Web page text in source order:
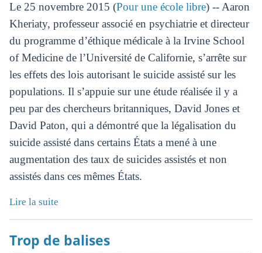
Le 25 novembre 2015 (Pour une école libre) -- Aaron
Kheriaty, professeur associé en psychiatrie et directeur
du programme d’éthique médicale à la Irvine School
of Medicine de l’Université de Californie, s’arrête sur
les effets des lois autorisant le suicide assisté sur les
populations. Il s’appuie sur une étude réalisée il y a
peu par des chercheurs britanniques, David Jones et
David Paton, qui a démontré que la légalisation du
suicide assisté dans certains États a mené à une
augmentation des taux de suicides assistés et non
assistés dans ces mêmes États.
Lire la suite
Trop de balises